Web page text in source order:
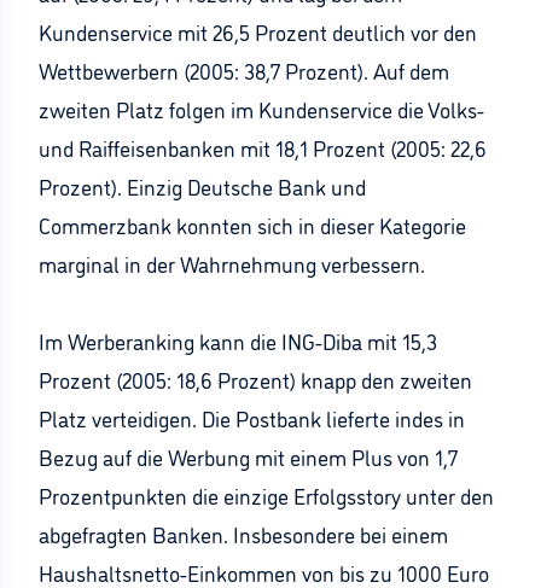
Kundenservice mit 26,5 Prozent deutlich vor den
Wettbewerbern (2005: 38,7 Prozent). Auf dem
zweiten Platz folgen im Kundenservice die Volks-
und Raiffeisenbanken mit 18,1 Prozent (2005: 22,6
Prozent). Einzig Deutsche Bank und
Commerzbank konnten sich in dieser Kategorie
marginal in der Wahrnehmung verbessern.
Im Werberanking kann die ING-Diba mit 15,3
Prozent (2005: 18,6 Prozent) knapp den zweiten
Platz verteidigen. Die Postbank lieferte indes in
Bezug auf die Werbung mit einem Plus von 1,7
Prozentpunkten die einzige Erfolgsstory unter den
abgefragten Banken. Insbesondere bei einem
Haushaltsnetto-Einkommen von bis zu 1000 Euro